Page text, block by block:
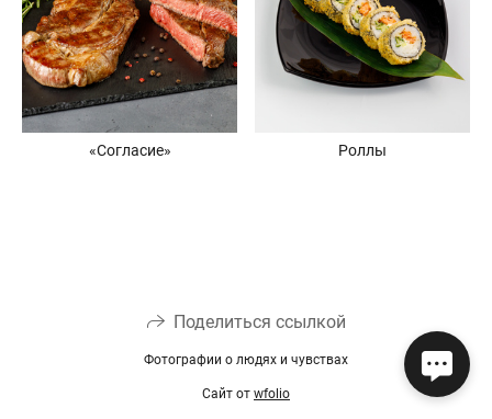
«Согласие» Роллы
Поделиться ссылкой
Фотографии о людях и чувствах
Сайт от wfolio